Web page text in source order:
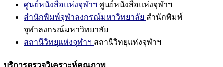
ศูนย์หนังสือแห่งจุฬาฯ ศูนย์หนังสือแห่งจุฬาฯ
สำนักพิมพ์จุฬาลงกรณ์มหาวิทยาลัย สำนักพิมพ์
จุฬาลงกรณ์มหาวิทยาลัย
สถานีวิทยุแห่งจุฬาฯ สถานีวิทยุแห่งจุฬาฯ
บริการตรวจวิเคราะห์คุณภาพ